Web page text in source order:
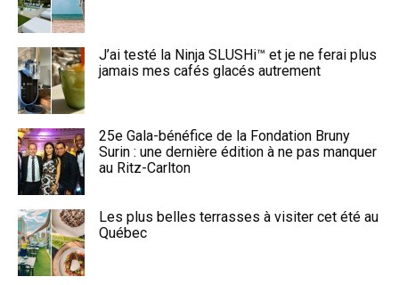
J’ai testé la Ninja SLUSHi™ et je ne ferai plus
jamais mes cafés glacés autrement
25e Gala-bénéfice de la Fondation Bruny
Surin : une dernière édition à ne pas manquer
au Ritz-Carlton
Les plus belles terrasses à visiter cet été au
Québec